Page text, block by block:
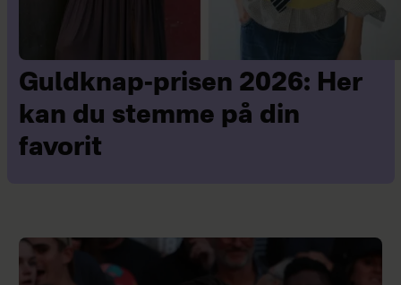
Guldknap-prisen 2026: Her
kan du stemme på din
favorit